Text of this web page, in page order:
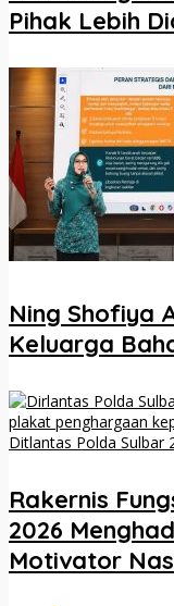
Pihak Lebih
Ning Shofiya
Keluarga
Rakernis
2026
Motivator